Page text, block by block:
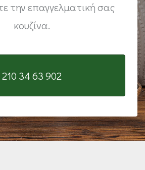
την επαγγελματική σας
κουζίνα.
210 34 63 902